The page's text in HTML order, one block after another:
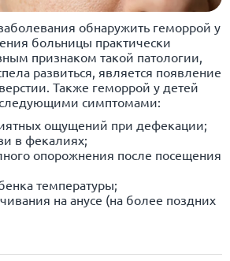
обнаружить геморрой у
больницы практически
признаком такой патологии,
развиться, является появление
Также геморрой у детей
следующими симптомами:
ощущений при дефекации;
в фекалиях;
опорожнения после посещения
температуры;
на анусе (на более поздних